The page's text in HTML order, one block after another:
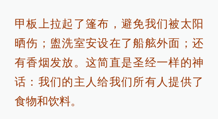
甲板上拉起了篷布，避免我们被太阳
晒伤；盥洗室安设在了船舷外面；还
有香烟发放。这简直是圣经一样的神
话：我们的主人给我们所有人提供了
食物和饮料。